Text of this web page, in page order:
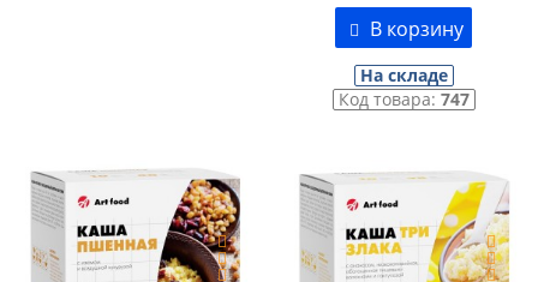
В корзину
На складе
Код товара: 747